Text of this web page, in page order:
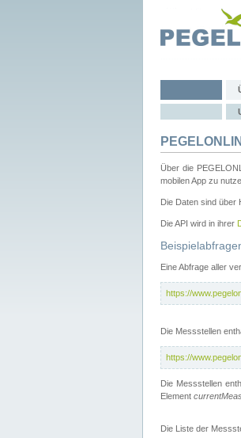
Über die
mobilen App zu
Die Daten sind über
Die API wird in ihrer
Eine Abfrage aller
https://
Die Messstellen
https://
Die Messstellen
Element
Die Liste der